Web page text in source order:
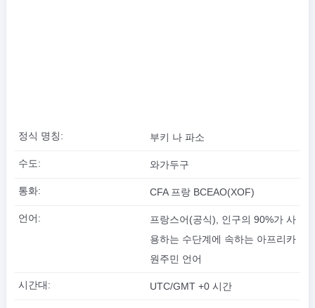
정식 명칭: 부키 나 파소
수도: 와가두구
통화: CFA 프랑 BCEAO(XOF)
언어:
프랑스어(공식), 인구의 90%가 사
용하는 수단계에 속하는 아프리카
원주민 언어
시간대: UTC/GMT +0 시간